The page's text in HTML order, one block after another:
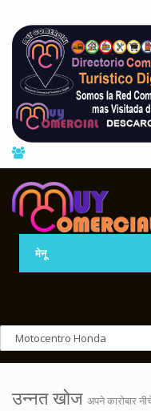
मेनू
उन्नत खोज अपने कारोबार